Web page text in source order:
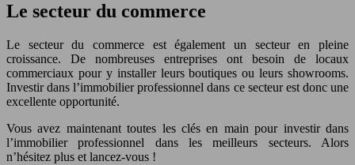
Le secteur du commerce
Le secteur du commerce est également un secteur en pleine
croissance. De nombreuses entreprises ont besoin de locaux
commerciaux pour y installer leurs boutiques ou leurs showrooms.
Investir dans l’immobilier professionnel dans ce secteur est donc une
excellente opportunité.
Vous avez maintenant toutes les clés en main pour investir dans
l’immobilier professionnel dans les meilleurs secteurs. Alors
n’hésitez plus et lancez-vous !